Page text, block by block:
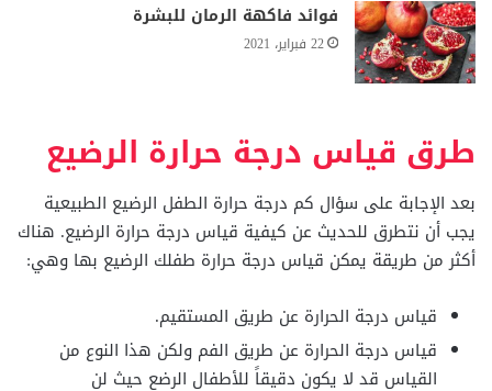
فوائد فاكهة الرمان للبشرة
22 فبراير، 2021
طرق قياس درجة حرارة الرضيع
بعد الإجابة على سؤال كم درجة حرارة الطفل الرضيع الطبيعية
يجب أن نتطرق للحديث عن كيفية قياس درجة حرارة الرضيع. هناك
أكثر من طريقة يمكن قياس درجة حرارة طفلك الرضيع بها وهي:
قياس درجة الحرارة عن طريق المستقيم.
قياس درجة الحرارة عن طريق الفم ولكن هذا النوع من
القياس قد لا يكون دقيقاً للأطفال الرضع حيث لن